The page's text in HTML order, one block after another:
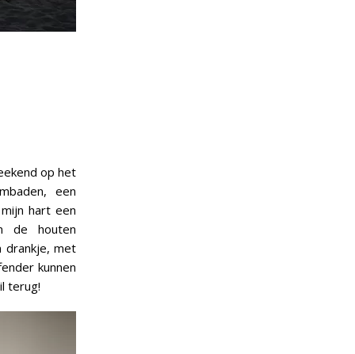
op het
een
hart een
de houten
drankje, met
kunnen
terug!